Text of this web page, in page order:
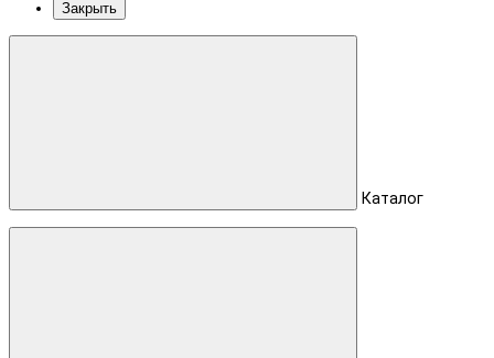
Закрыть
Каталог